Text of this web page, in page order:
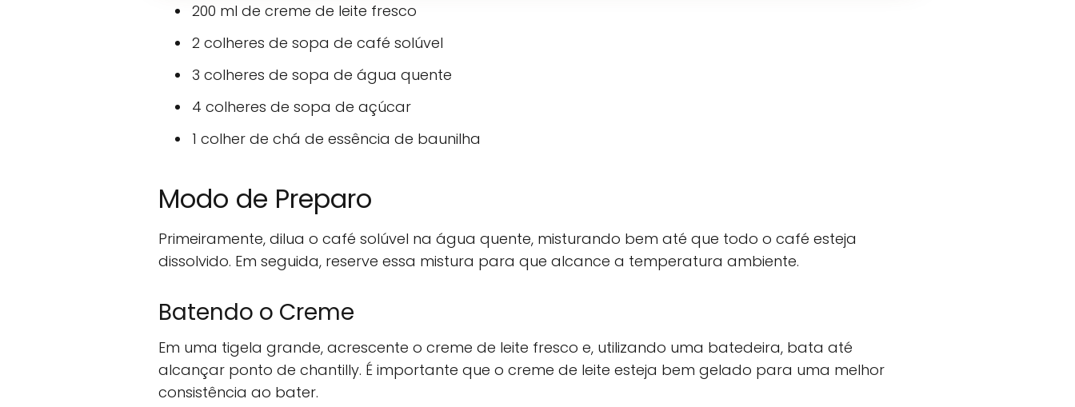
200 ml de creme de leite fresco
2 colheres de sopa de café solúvel
3 colheres de sopa de água quente
4 colheres de sopa de açúcar
1 colher de chá de essência de baunilha
Modo de Preparo
Primeiramente, dilua o café solúvel na água quente, misturando bem até que todo o café esteja
dissolvido. Em seguida, reserve essa mistura para que alcance a temperatura ambiente.
Batendo o Creme
Em uma tigela grande, acrescente o creme de leite fresco e, utilizando uma batedeira, bata até
alcançar ponto de chantilly. É importante que o creme de leite esteja bem gelado para uma melhor
consistência ao bater.